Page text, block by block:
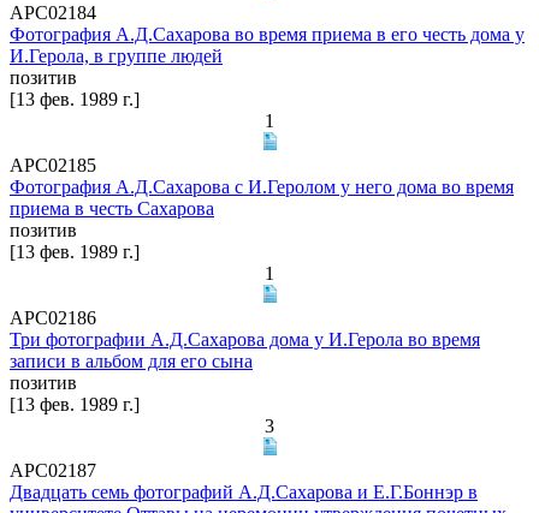
АРС02184
Фотография А.Д.Сахарова во время приема в его честь дома у
И.Герола, в группе людей
позитив
[13 фев. 1989 г.]
1
АРС02185
Фотография А.Д.Сахарова с И.Геролом у него дома во время
приема в честь Сахарова
позитив
[13 фев. 1989 г.]
1
АРС02186
Три фотографии А.Д.Сахарова дома у И.Герола во время
записи в альбом для его сына
позитив
[13 фев. 1989 г.]
3
АРС02187
Двадцать семь фотографий А.Д.Сахарова и Е.Г.Боннэр в